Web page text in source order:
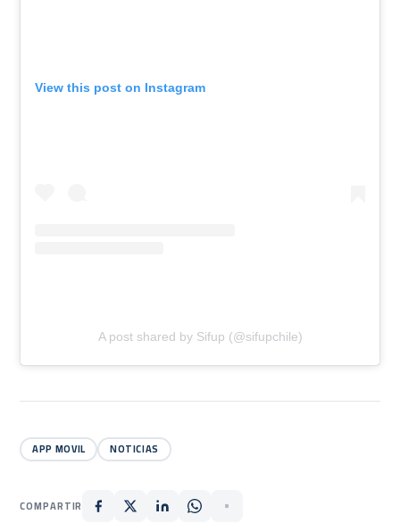
View this post on Instagram
A post shared by Sifup (@sifupchile)
APP MOVIL NOTICIAS
COMPARTIR